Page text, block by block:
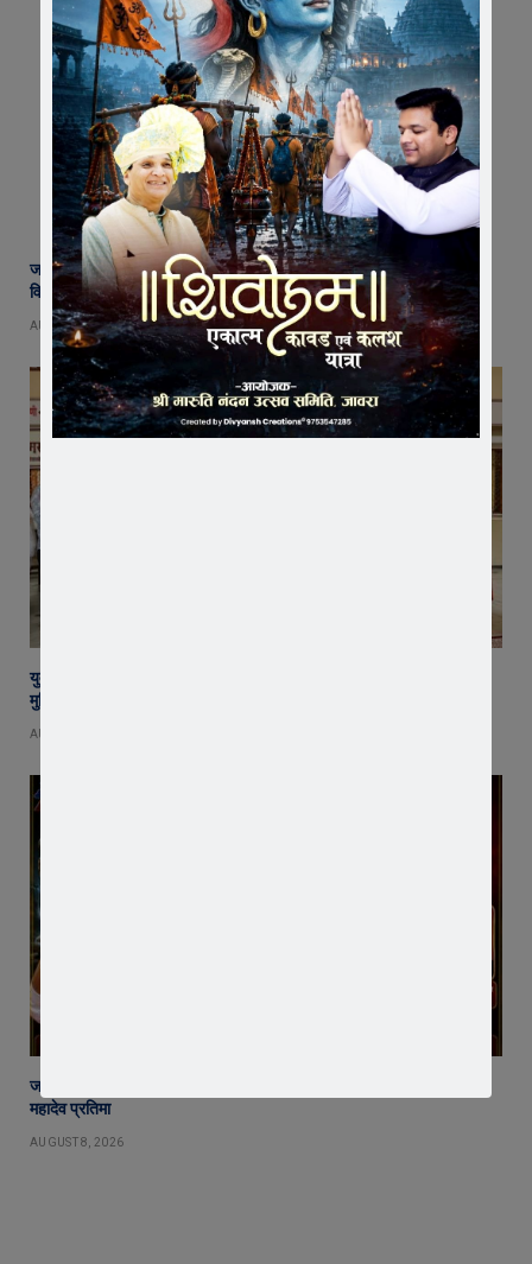
जावरा के आनंदी हनुमान मुक्तिधाम में महादेव प्रतिमा का भूमि पूजन, मुक्तिधाम के
विकास को मिले 10 लाख !
AUGUST 9, 2026
युवा शक्ति में विश्व बदलने की क्षमता, बस ऊर्जा को सही दिशा मिले : राष्ट्रसंत कमल
मुनि
AUGUST 8, 2026
जावरा में बनेगा आस्था का नया केंद्र! आनंदी हनुमान मुक्तिधाम में स्थापित होगी भव्य
महादेव प्रतिमा
AUGUST 8, 2026